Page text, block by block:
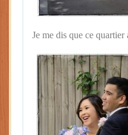
Je me dis que ce quartier